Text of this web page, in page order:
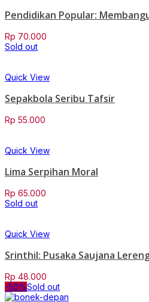
Pendidikan Popular:
Rp 70.000
Sold out
Quick View
Sepakbola Seribu Tafsir
Rp 55.000
Quick View
Lima Serpihan Moral
Rp 65.000
Sold out
Quick View
Srinthil: Pusaka Saujana
Rp 48.000
-50%Sold out